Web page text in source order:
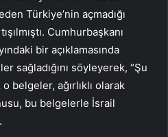
Türkiye’nin açmadığı
Cumhurbaşkanı
bir açıklamasında
sağladığını söyleyerek, “Şu
belgeler, ağırlıklı olarak
bu belgelerle İsrail